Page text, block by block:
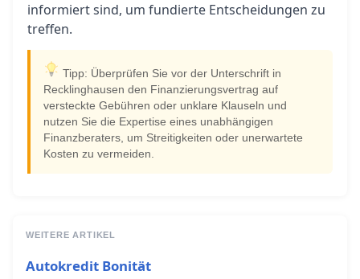
informiert sind, um fundierte Entscheidungen zu
treffen.
Tipp: Überprüfen Sie vor der Unterschrift in
Recklinghausen den Finanzierungsvertrag auf
versteckte Gebühren oder unklare Klauseln und
nutzen Sie die Expertise eines unabhängigen
Finanzberaters, um Streitigkeiten oder unerwartete
Kosten zu vermeiden.
WEITERE ARTIKEL
Autokredit Bonität